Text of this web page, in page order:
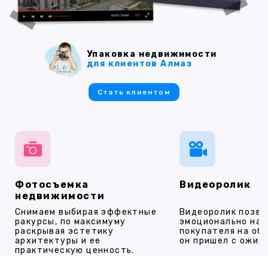
Фотосъемка
недвижимости
Снимаем выбирая эффектные
ракурсы, по максимуму
раскрывая эстетику
архитектуры и ее
практическую ценность.
Видеоролик
Видеоролик
эмоционально
покупателя на
он пришел с
Упаковка недвижимости
для клиентов Алмаз
Стать клиентом